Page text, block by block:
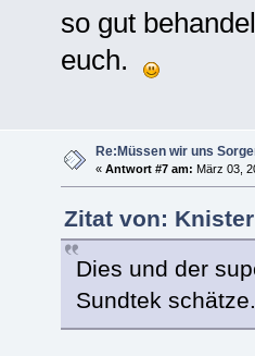
so gut
euch.
Re:Müssen wir uns
« Antwort #7 am: März 03,
Zitat von:
Dies und der
Sundtek schätze.